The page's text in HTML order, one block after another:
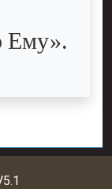
Ему».